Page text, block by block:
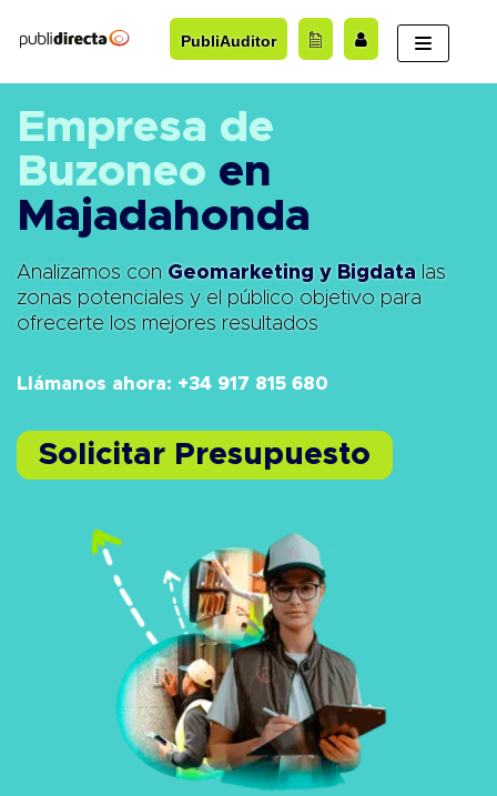
al
PubliAuditor
Empresa de
Buzoneo en
Majadahonda
Analizamos con Geomarketing y Bigdatalas
zonas potenciales y el público objetivo para
ofrecerte los mejores resultados
Llámanos ahora: +34 917 815 680
Solicitar Presupuesto